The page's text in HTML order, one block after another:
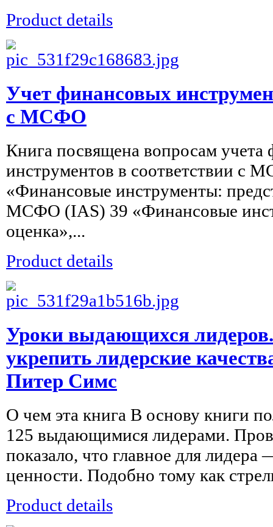
Product details
Учет финансовых
с МСФО
Книга посвящена вопросам учета
инструментов в соответствии с
«Финансовые инструменты:
МСФО (IAS) 39 «Финансовые
оценка»,...
Product details
Уроки выдающихся
укрепить лидерские
Питер Симс
О чем эта книга В основу книги
125 выдающимися лидерами.
показало, что главное для лидера
ценности. Подобно тому как
Product details